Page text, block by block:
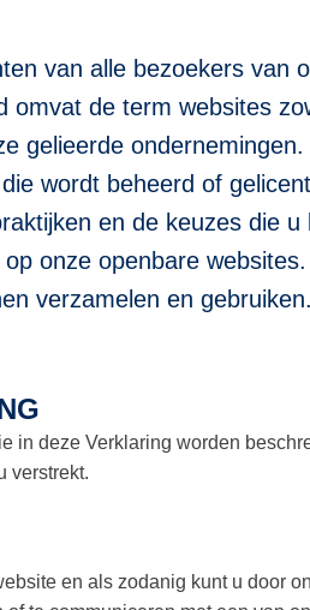
van alle bezoekers van
de term websites
gelieerde ondernemingen.
wordt beheerd of
en de keuzes die
onze openbare
verzamelen en gebruiken.
in deze Verklaring worden
verstrekt.
en als zodanig kunt u door